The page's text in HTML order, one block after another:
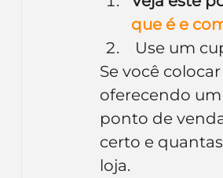
que é e
Use um
Se você
oferecendo
ponto de
certo e
loja.